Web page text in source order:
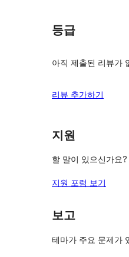
등급
아직 제출된 리뷰가
리뷰 추가하기
지원
할 말이 있으신가요
지원 포럼 보기
보고
테마가 주요 문제가